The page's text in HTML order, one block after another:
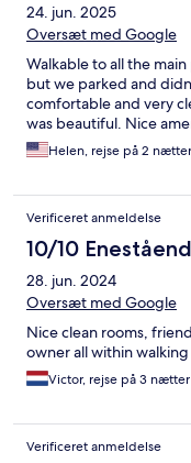
24. jun. 2025
Oversæt med Google
Walkable to all the
but we parked and
comfortable and very
was beautiful. Nice
Helen, rejse på 2 nætter
Verificeret anmeldelse
10/10
28. jun. 2024
Oversæt med Google
Nice clean rooms,
owner all within
Victor, rejse på 3 nætter
Verificeret anmeldelse